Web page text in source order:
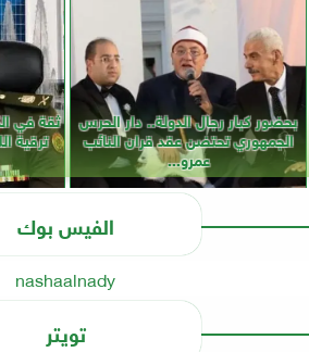
بحضور كبار رجال الدولة.. دار الحرس
الجمهوري تحتضن عقد قران النائب
عمرو...
ثقة في
ترقية
الفيس بوك
nashaalnady
تويتر